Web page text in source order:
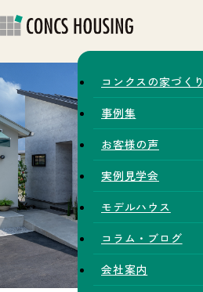
コンクスの家づくり
事例集
お客様の声
実例見学会
モデルハウス
コラム・ブログ
会社案内